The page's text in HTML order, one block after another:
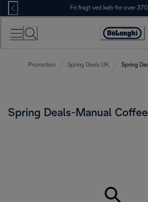
Skip
to
Content
Fri fragt ved køb for over 370
Accessibility
Promotion Spring Deals UK Spring
Spring Deals-Manual